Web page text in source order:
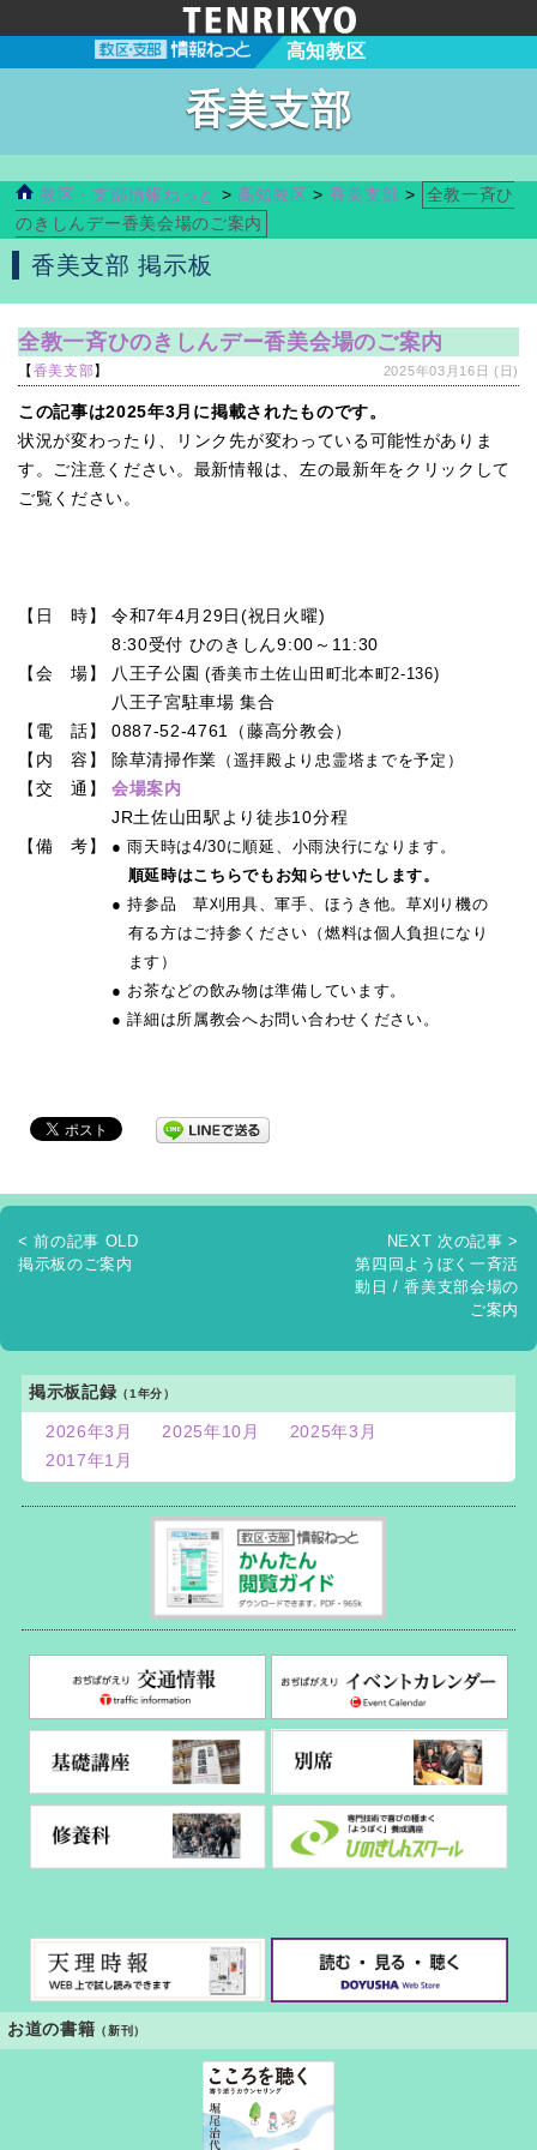
高知教区
香美支部
教区・支部情報ねっと > 高知教区> 香美支部 >
全教一斉ひ
のきしんデー香美会場のご案内
香美支部 掲示板
全教一斉ひのきしんデー香美会場のご案内
2025年03月16日 (日)
【 香美支部】
この記事は2025年3月に掲載されたものです。
状況が変わったり、リンク先が変わっている可能性がありま
す。ご注意ください。最新情報は、左の最新年をクリックして
ご覧ください。
【日 時】
令和7年4月29日(祝日火曜)
8:30受付 ひのきしん9:00～11:30
【会 場】
八王子公園 (香美市土佐山田町北本町2-136)
八王子宮駐車場 集合
【電 話】
0887-52-4761（藤高分教会）
【内 容】
除草清掃作業 （遥拝殿より忠霊塔までを予定）
【交 通】
会場案内
JR土佐山田駅より徒歩10分程
【備 考】
● 雨天時は4/30に順延、小雨決行になります。
順延時はこちらでもお知らせいたします。
● 持参品 草刈用具、軍手、ほうき他。草刈り機の
有る方はご持参ください（燃料は個人負担になり
ます）
● お茶などの飲み物は準備しています。
● 詳細は所属教会へお問い合わせください。
< 前の記事 OLD
掲示板のご案内
NEXT 次の記事 >
第四回ようぼく一斉活
動日 / 香美支部会場の
ご案内
掲示板記録 （1年分）
2026年3月 2025年10月
2025年3月
2017年1月
お道の書籍 （新刊）